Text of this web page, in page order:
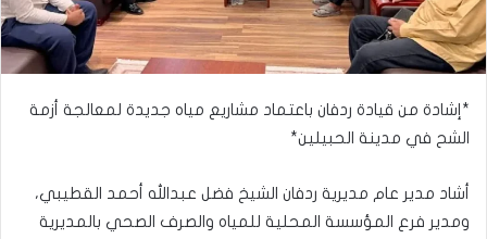
*إشادة من قيادة ردفان باعتماد مشاريع مياه جديدة لمعالجة أزمة
الشح في مدينة الحبيلين*
أشاد مدير عام مديرية ردفان الشيخ فضل عبدالله أحمد القطيبي،
ومدير فرع المؤسسة المحلية للمياه والصرف الصحي بالمديرية